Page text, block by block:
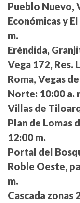
Pueblo Nuevo,
Económicas y
m.
Eréndida,
Vega 172, Res.
Roma, Vegas
Norte: 10:00 a.
Villas de
Plan de Lomas
12:00 m.
Portal del
Roble Oeste,
m.
Cascada zonas